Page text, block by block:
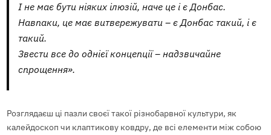
І не має бути ніяких ілюзій, наче це і є Донбас.
Навпаки, це має витвережувати – є Донбас такий, і є
такий.
Звести все до однієї концепції – надзвичайне
спрощення».
Розглядаєш ці пазли своєї такої різнобарвної культури, як
калейдоскоп чи клаптикову ковдру, де всі елементи між собою